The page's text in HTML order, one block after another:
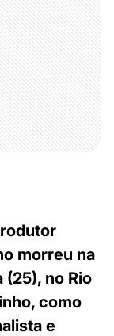
morreu na
no Rio
como
e